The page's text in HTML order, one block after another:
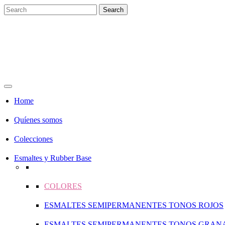
Home
Quíenes somos
Colecciones
Esmaltes y Rubber Base
COLORES
ESMALTES SEMIPERMANENTES TONOS ROJOS